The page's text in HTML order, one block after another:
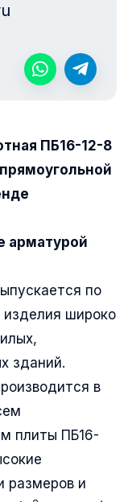
ПБ16-12-8
арматурой
по
изделия широко
зданий.
в
плиты ПБ16-
размеров и